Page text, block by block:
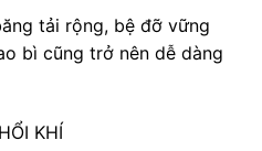
tải rộng, bệ đỡ vững
bì cũng trở nên dễ dàng